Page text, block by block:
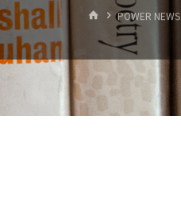
HOMEPOWER NEWS